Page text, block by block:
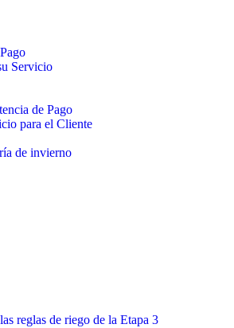
Servicio
de Pago
para el Cliente
de invierno
reglas de riego de la Etapa 3